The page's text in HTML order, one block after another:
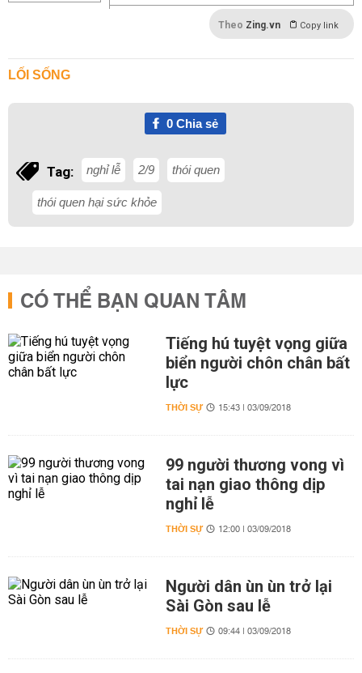
Theo Zing.vn Copy link
LỐI SỐNG
0Chia sẻ
Tag: nghỉ lễ 2/9 thói quen
thói quen hại sức khỏe
CÓ THỂ BẠN QUAN TÂM
Tiếng hú tuyệt vọng giữa
biển người chôn chân bất
lực
THỜI SỰ 15:43 | 03/09/2018
99 người thương vong vì
tai nạn giao thông dịp
nghỉ lễ
THỜI SỰ 12:00 | 03/09/2018
Người dân ùn ùn trở lại
Sài Gòn sau lễ
THỜI SỰ 09:44 | 03/09/2018